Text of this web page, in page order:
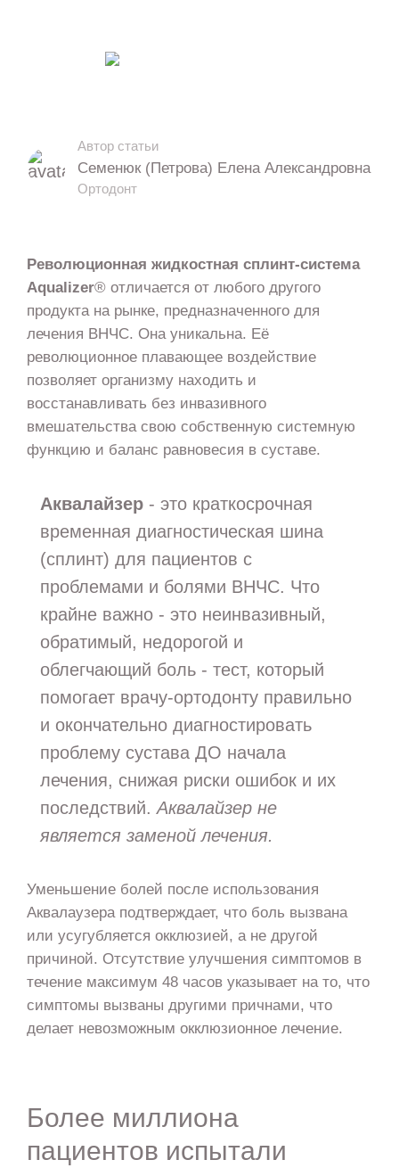
Автор статьи
Семенюк (Петрова) Елена Александровна
Ортодонт
Революционная жидкостная сплинт-система
Aqualizer® отличается от любого другого
продукта на рынке, предназначенного для
лечения ВНЧС. Она уникальна. Её
революционное плавающее воздействие
позволяет организму находить и
восстанавливать без инвазивного
вмешательства свою собственную системную
функцию и баланс равновесия в суставе.
Аквалайзер- это краткосрочная
временная диагностическая шина
(сплинт) для пациентов с
проблемами и болями ВНЧС. Что
крайне важно - это неинвазивный,
обратимый, недорогой и
облегчающий боль - тест, который
помогает врачу-ортодонту правильно
и окончательно диагностировать
проблему сустава ДО начала
лечения, снижая риски ошибок и их
последствий. Аквалайзер не
является заменой лечения.
Уменьшение болей после использования
Аквалаузера подтверждает, что боль вызвана
или усугубляется окклюзией, а не другой
причиной. Отсутствие улучшения симптомов в
течение максимум 48 часов указывает на то, что
симптомы вызваны другими причнами, что
делает невозможным окклюзионное лечение.
Более миллиона
пациентов испытали